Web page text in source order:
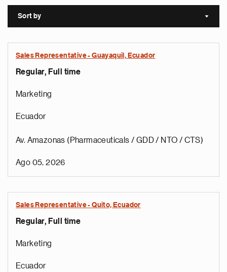
Sort by Sort
Sales Representative - Guayaquil, Ecuador
Regular, Full time
Marketing
Ecuador
Av. Amazonas (Pharmaceuticals / GDD / NTO / CTS)
Ago 05, 2026
Sales Representative - Quito, Ecuador
Regular, Full time
Marketing
Ecuador